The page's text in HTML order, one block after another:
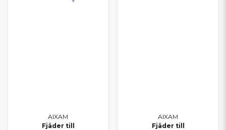
Saknar du en specifik originaldel i webbutiken? Kontakta oss
gärna så hjälper vi dig att kontrollera tillgänglighet och beställa
AIXAM
Fjäder till
AIXAM
Fjäder till